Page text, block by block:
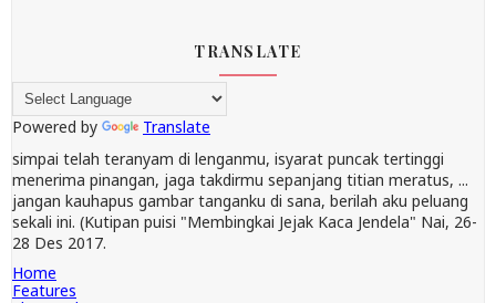
TRANSLATE
Powered by
Translate
simpai telah teranyam di lenganmu, isyarat puncak tertinggi
menerima pinangan, jaga takdirmu sepanjang titian meratus, ...
jangan kauhapus gambar tanganku di sana, berilah aku peluang
sekali ini. (Kutipan puisi "Membingkai Jejak Kaca Jendela" Nai, 26-
28 Des 2017.
Home
Features